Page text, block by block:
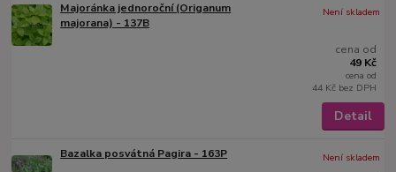
Majoránka jednoroční (Origanum
majorana) - 137B
cena od
49 Kč
cena od
44 Kč bez DPH
Není skladem
Detail
Bazalka posvátná Pagira - 163P
Není skladem